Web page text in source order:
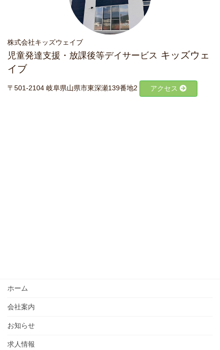
株式会社キッズウェイブ
児童発達支援・放課後等デイサービス キッズウェ
イブ
〒501-2104 岐阜県山県市東深瀬139番地2 アクセス
ホーム
会社案内
お知らせ
求人情報